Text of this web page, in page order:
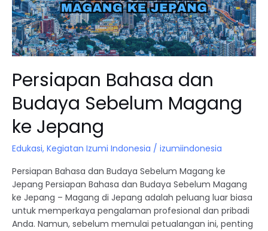
Persiapan Bahasa dan
Budaya Sebelum Magang
ke Jepang
Edukasi, Kegiatan Izumi Indonesia / izumiindonesia
Persiapan Bahasa dan Budaya Sebelum Magang ke
Jepang Persiapan Bahasa dan Budaya Sebelum Magang
ke Jepang – Magang di Jepang adalah peluang luar biasa
untuk memperkaya pengalaman profesional dan pribadi
Anda. Namun, sebelum memulai petualangan ini, penting
Magang
ke
Jepang